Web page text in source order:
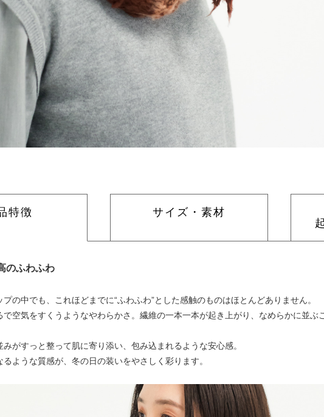
特徴 サイズ・素材
のふわふわ
の中でも、これほどまでに“ふわふわ”とした感触のものはほとんどありません。
空気をすくうようなやわらかさ。繊維の一本一本が起き上がり、なめらかに並ぶ
がすっと整って肌に寄り添い、包み込まれるような安心感。
ような質感が、冬の日の装いをやさしく彩ります。